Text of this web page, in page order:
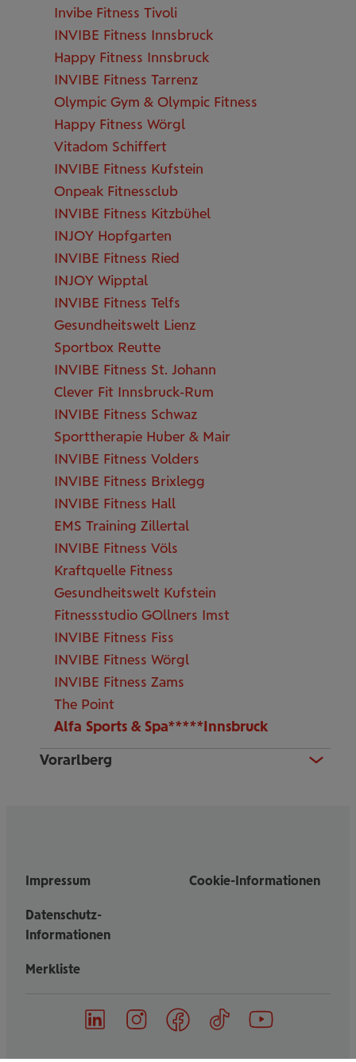
Invibe Fitness Tivoli
INVIBE Fitness Innsbruck
Happy Fitness Innsbruck
INVIBE Fitness Tarrenz
Olympic Gym & Olympic Fitness
Happy Fitness Wörgl
Vitadom Schiffert
INVIBE Fitness Kufstein
Onpeak Fitnessclub
INVIBE Fitness Kitzbühel
INJOY Hopfgarten
INVIBE Fitness Ried
INJOY Wipptal
INVIBE Fitness Telfs
Gesundheitswelt Lienz
Sportbox Reutte
INVIBE Fitness St. Johann
Clever Fit Innsbruck-Rum
INVIBE Fitness Schwaz
Sporttherapie Huber & Mair
INVIBE Fitness Volders
INVIBE Fitness Brixlegg
INVIBE Fitness Hall
EMS Training Zillertal
INVIBE Fitness Völs
Kraftquelle Fitness
Gesundheitswelt Kufstein
Fitnessstudio GOllners Imst
INVIBE Fitness Fiss
INVIBE Fitness Wörgl
INVIBE Fitness Zams
The Point
Alfa Sports & Spa*****Innsbruck
Vorarlberg
Impressum
Datenschutz-
Informationen
Cookie-Informationen
Merkliste
Follow
on
Linked
on
Instagram
on
Facebook
on
TikTok
on
YouTube